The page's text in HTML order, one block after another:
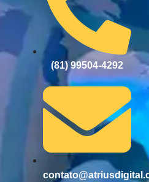
(81) 99504-4292